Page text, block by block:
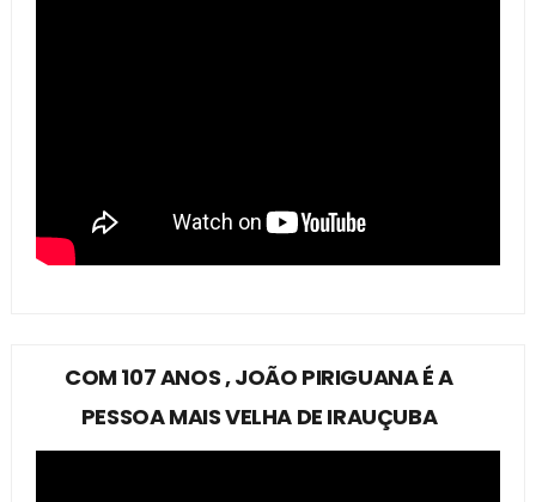
COM 107 ANOS , JOÃO PIRIGUANA É A
PESSOA MAIS VELHA DE IRAUÇUBA